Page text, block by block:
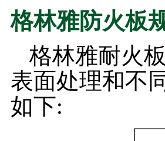
格林雅防火板
格林雅耐火
表面处理和不
如下: